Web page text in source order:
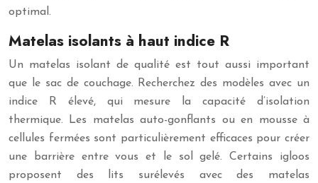
optimal.
Matelas isolants à haut indice R
Un matelas isolant de qualité est tout aussi important
que le sac de couchage. Recherchez des modèles avec un
indice R élevé, qui mesure la capacité d’isolation
thermique. Les matelas auto-gonflants ou en mousse à
cellules fermées sont particulièrement efficaces pour créer
une barrière entre vous et le sol gelé. Certains igloos
proposent des lits surélevés avec des matelas